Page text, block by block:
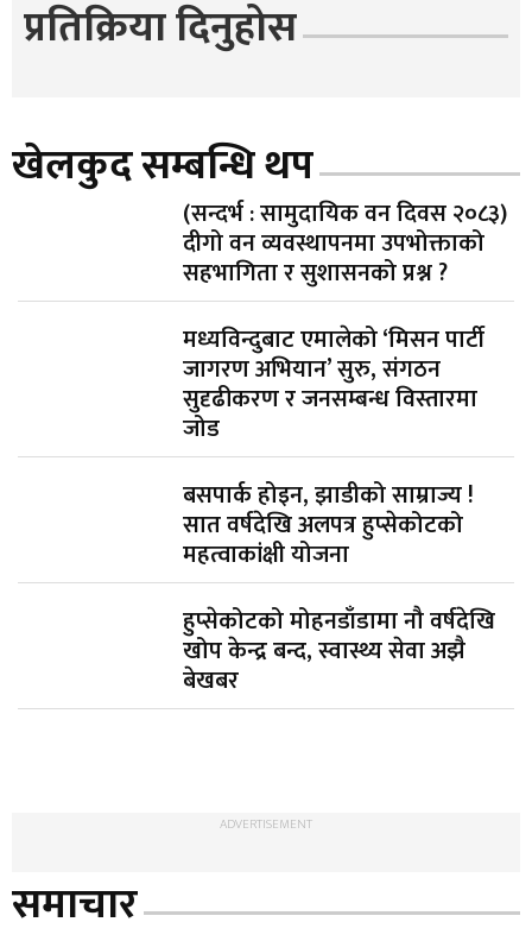
प्रतिक्रिया दिनुहोस
खेलकुद सम्बन्धि थप
(सन्दर्भ : सामुदायिक वन दिवस २०८३)
दीगो वन व्यवस्थापनमा उपभोक्ताको
सहभागिता र सुशासनको प्रश्न ?
मध्यविन्दुबाट एमालेको ‘मिसन पार्टी
जागरण अभियान’ सुरु, संगठन
सुदृढीकरण र जनसम्बन्ध विस्तारमा
जोड
बसपार्क होइन, झाडीको साम्राज्य !
सात वर्षदेखि अलपत्र हुप्सेकोटको
महत्वाकांक्षी योजना
हुप्सेकोटको मोहनडाँडामा नौ वर्षदेखि
खोप केन्द्र बन्द, स्वास्थ्य सेवा अझै
बेखबर
ADVERTISEMENT
समाचार